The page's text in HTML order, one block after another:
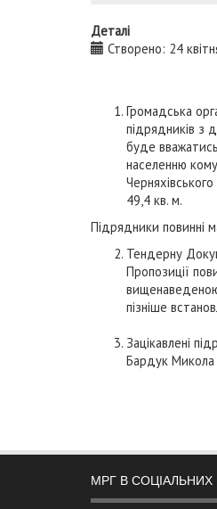
Деталі
Створено: 24
Громадська
підрядників з
буде
населенню
49,4 кв. м.
Підрядники повинні
Тендерну
Пропозиції
вищенаведеною
пізніше
Зацікавлені
Бардук
МРГ В